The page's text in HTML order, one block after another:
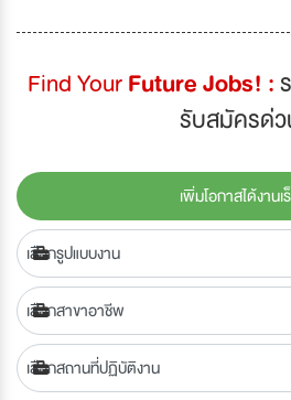
Find YourFuture Jobs! :
รับสมัครด่
เพิ่มโอกาสได้งานเ